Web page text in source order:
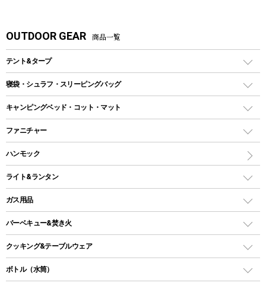
OUTDOOR GEAR 商品一覧
テント&タープ
テント
ツールームテント
ワンポールテント
シェルターテント
ロッジ型・オリジナルテント
タープ
スクエアタープ（レクタタープ）
メッシュタープ
寝袋・シュラフ・スリーピングバッグ
レクタングラー型（封筒型）シュラフ
インナーシュラフ
キャンピングベッド・コット・マット
キャンピングベッド・コット
インフレータブルマット
ファニチャー
アウトドアテーブル
レジャーシート
ハンモック
ライト&ランタン
LEDランタン
ガスランタン
オイルランタン
LEDライト
ガス用品
ガスバーナー
ガス缶
バーベキュー&焚き火
バーベキューコンロ、グリル
焚き火台タイプ（ロースタイル）グリル
クッキング&テーブルウェア
ダッチオーブン
ボトル（水筒）